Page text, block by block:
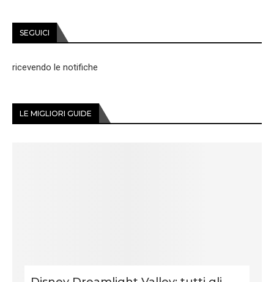
SEGUICI
ricevendo le notifiche
LE MIGLIORI GUIDE